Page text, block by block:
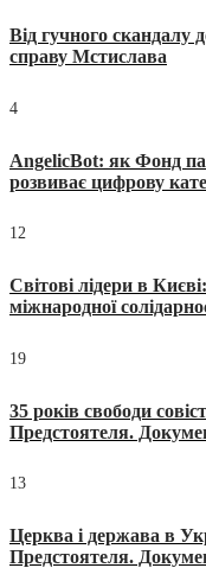
Від гучного скандалу
справу Мстислава
4
AngelicBot: як Фонд
розвиває цифрову
12
Світові лідери в
міжнародної
19
35 років свободи
Предстоятеля.
13
Церква і держава в
Предстоятеля.